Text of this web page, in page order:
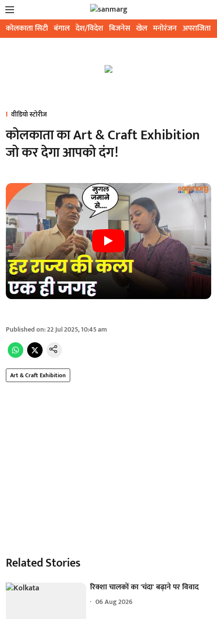
कोलकाता सिटी बंगाल देश/विदेश बिजनेस खेल मनोरंजन अपराजिता
वीडियो स्टोरीज
कोलकाता का Art & Craft Exhibition
जो कर देगा आपको दंग!
Published on:22 Jul 2025, 10:45 am
Art & Craft Exhibition
Related Stories
रिक्शा चालकों का 'चंदा' बढ़ाने पर विवाद
06 Aug 2026